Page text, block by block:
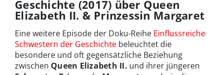
Geschichte (2017) über Queen
Elizabeth II. & Prinzessin Margaret
Eine weitere Episode der Doku-Reihe Einflussreiche
Schwestern der Geschichte beleuchtet die
besondere und oft gegensätzliche Beziehung
zwischen Queen Elizabeth II. und ihrer jüngeren